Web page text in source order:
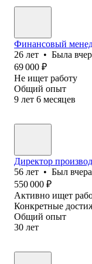
Финансовый
26 лет • Была
69 000 ₽
Не ищет работу
Общий опыт
9 лет 6 месяцев
Директор
56 лет • Был вчера
550 000 ₽
Активно ищет
Конкретные
Общий опыт
30 лет